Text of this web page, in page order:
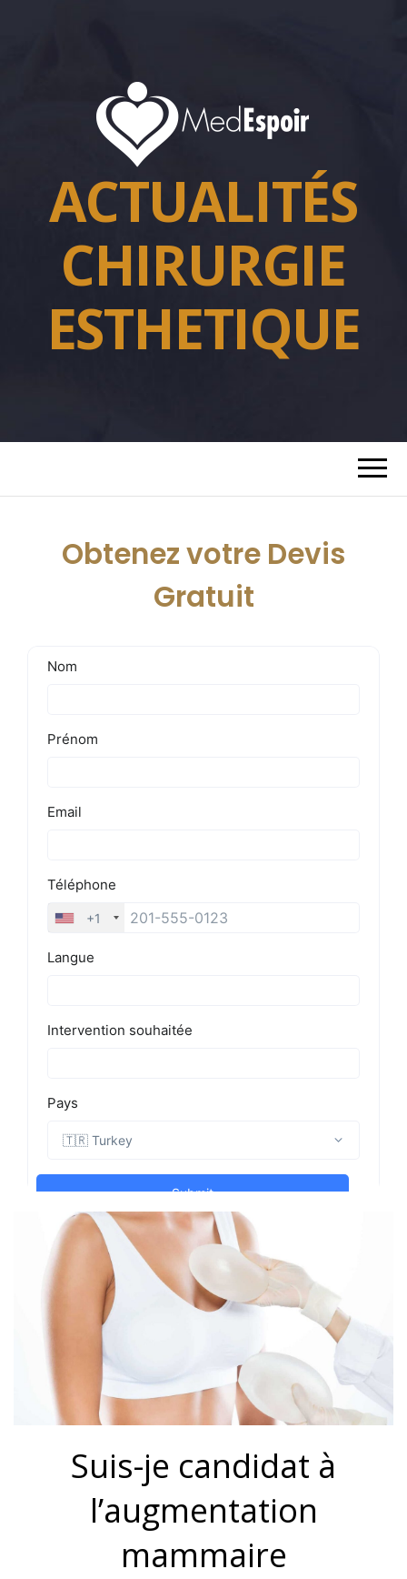
ACTUALITÉS
CHIRURGIE
ESTHETIQUE
Obtenez votre Devis
Gratuit
Suis-je candidat à
l’augmentation
mammaire